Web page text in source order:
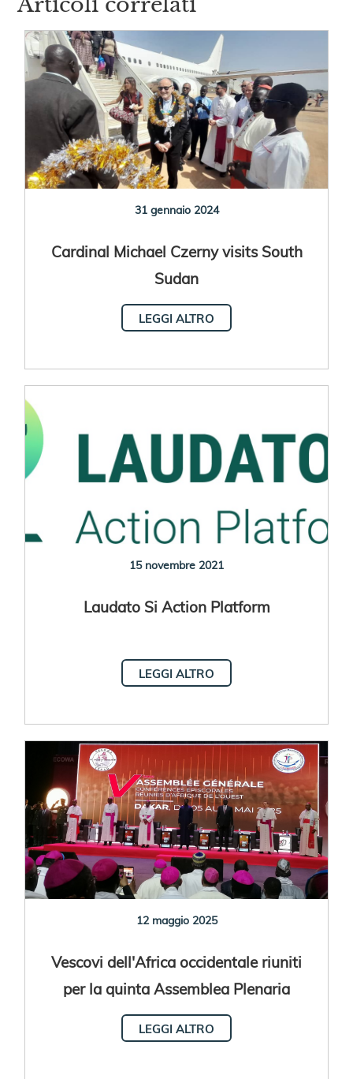
31 gennaio 2024
Cardinal Michael Czerny visits South
Sudan
LEGGI ALTRO
15 novembre 2021
Laudato Si Action Platform
LEGGI ALTRO
12 maggio 2025
Vescovi dell'Africa occidentale riuniti
per la quinta Assemblea Plenaria
LEGGI ALTRO